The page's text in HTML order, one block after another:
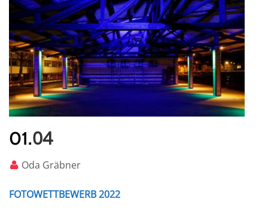
01.04
Oda Gräbner
FOTOWETTBEWERB 2022